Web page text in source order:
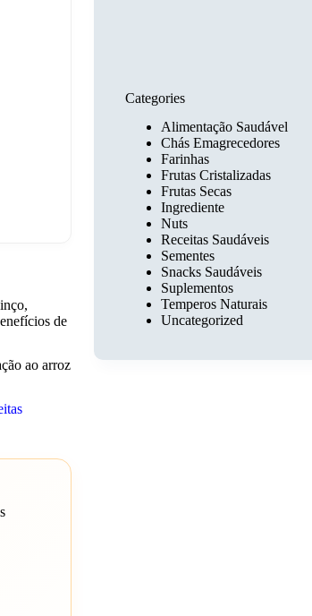
de
ao arroz
Categories
Alimentação Saudável
Chás Emagrecedores
Farinhas
Frutas Cristalizadas
Frutas Secas
Ingrediente
Nuts
Receitas Saudáveis
Sementes
Snacks Saudáveis
Suplementos
Temperos Naturais
Uncategorized